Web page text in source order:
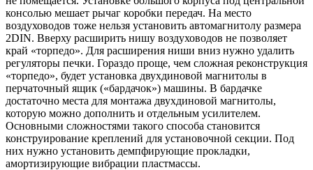
консолью мешает рычаг коробки передач. На место
воздуховодов тоже нельзя установить автомагнитолу размера
2DIN. Вверху расширить нишу воздуховодов не позволяет
край «торпедо». Для расширения ниши вниз нужно удалить
регуляторы печки. Гораздо проще, чем сложная реконструкция
«торпедо», будет установка двухдиновой магнитолы в
перчаточный ящик («бардачок») машины. В бардачке
достаточно места для монтажа двухдиновой магнитолы,
которую можно дополнить и отдельным усилителем.
Основными сложностями такого способа становится
конструирование креплений для установочной секции. Под
них нужно установить демпфирующие прокладки,
амортизирующие вибрации пластмассы.